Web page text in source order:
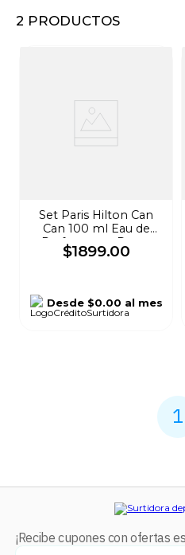
2 PRODUCTOS
Set Paris Hilton Can
Can 100 ml Eau de
Parfum para Dama
2419
$1899.00
Desde$0.00 al mes
1
¡Recibe cupones con ofertas